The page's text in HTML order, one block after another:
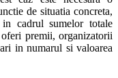
de situatia concreta,
cadrul sumelor totale
premii, organizatorii
in numarul si valoarea